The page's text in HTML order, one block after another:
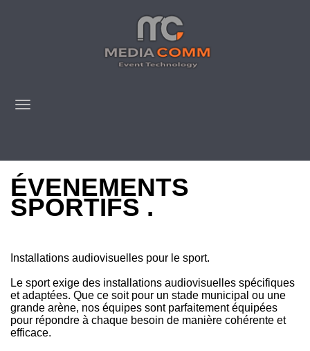
ÉVENEMENTS
SPORTIFS .
Installations audiovisuelles pour le sport.
Le sport exige des installations audiovisuelles spécifiques
et adaptées. Que ce soit pour un stade municipal ou une
grande arène, nos équipes sont parfaitement équipées
pour répondre à chaque besoin de manière cohérente et
efficace.